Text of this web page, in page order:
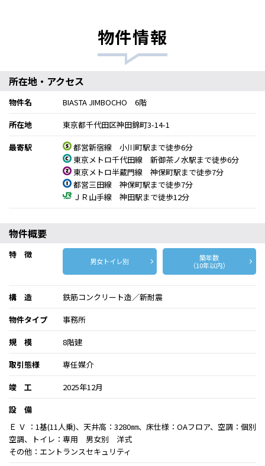
物件情報
所在地・アクセス
物件名
BIASTA JIMBOCHO 6階
所在地
東京都千代田区神田錦町3-14-1
最寄駅
都営新宿線 小川町駅まで徒歩6分
東京メトロ千代田線 新御茶ノ水駅まで徒歩6分
東京メトロ半蔵門線 神保町駅まで徒歩7分
都営三田線 神保町駅まで徒歩7分
ＪＲ山手線 神田駅まで徒歩12分
物件概要
特 徴
男女トイレ別
築年数
（10年以内）
構 造
鉄筋コンクリート造／新耐震
物件タイプ
事務所
規 模
8階建
取引態様
専任媒介
竣 工
2025年12月
設 備
Ｅ Ｖ ：1基(11人乗)、天井高：3280㎜、床仕様：OAフロア、空調：個別
空調、トイレ：専用 男女別 洋式
その他：エントランスセキュリティ